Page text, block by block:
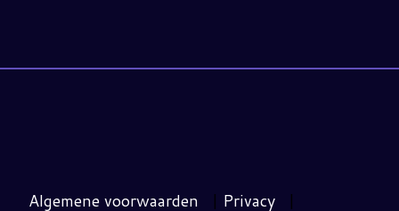
Algemene voorwaarden | Privacy |